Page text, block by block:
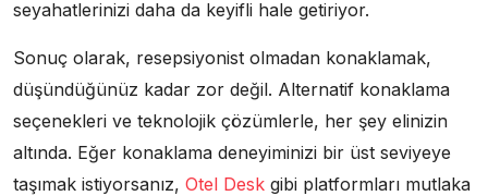
seyahatlerinizi daha da keyifli hale getiriyor.
Sonuç olarak, resepsiyonist olmadan konaklamak,
düşündüğünüz kadar zor değil. Alternatif konaklama
seçenekleri ve teknolojik çözümlerle, her şey elinizin
altında. Eğer konaklama deneyiminizi bir üst seviyeye
taşımak istiyorsanız, Otel Desk gibi platformları mutlaka